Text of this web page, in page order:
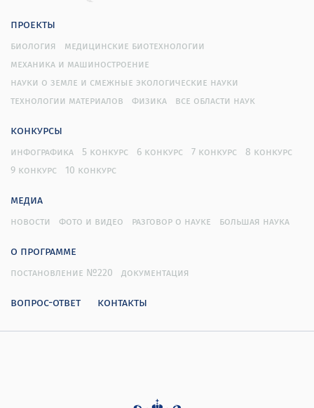
проекты
биология
медицинские биотехнологии
механика и машиностроение
науки о земле и смежные экологические науки
технологии материалов
физика все области наук
конкурсы
инфографика 5 конкурс 6 конкурс 7 конкурс
8 конкурс
9 конкурс
10 конкурс
медиа
новости фото и видео разговор о науке большая наука
о программе
постановление №220 документация
вопрос-ответ контакты